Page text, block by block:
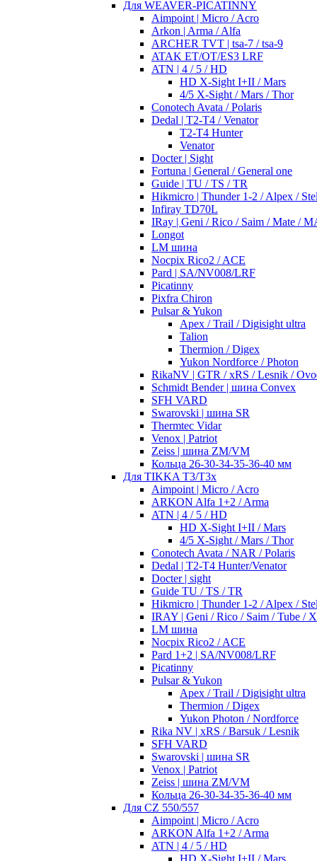
Для WEAVER-PICATINNY
Aimpoint | Micro / Acro
Arkon | Arma / Alfa
ARCHER TVT | tsa-7 / tsa-9
ATAK ET/OT/ES3 LRF
ATN | 4 / 5 / HD
HD X-Sight I+II / Mars
4/5 X-Sight / Mars / Thor
Conotech Avata / Polaris
Dedal | T2-T4 / Venator
T2-T4 Hunter
Venator
Docter | Sight
Fortuna | General / General one
Guide | TU / TS / TR
Hikmicro | Thunder 1-2 / Alpex /
Infiray TD70L
IRay | Geni / Rico / Saim / Mate /
Longot
LM шина
Nocpix Rico2 / ACE
Pard | SA/NV008/LRF
Picatinny
Pixfra Chiron
Pulsar & Yukon
Apex / Trail / Digisight ultra
Talion
Thermion / Digex
Yukon Nordforce / Photon
RikaNV | GTR / xRS / Lesnik /
Schmidt Bender | шина Convex
SFH VARD
Swarovski | шина SR
Thermtec Vidar
Venox | Patriot
Zeiss | шина ZM/VM
Кольца 26-30-34-35-36-40 мм
Для TIKKA T3/T3x
Aimpoint | Micro / Acro
ARKON Alfa 1+2 / Arma
ATN | 4 / 5 / HD
HD X-Sight I+II / Mars
4/5 X-Sight / Mars / Thor
Conotech Avata / NAR / Polaris
Dedal | T2-T4 Hunter/Venator
Docter | sight
Guide TU / TS / TR
Hikmicro | Thunder 1-2 / Alpex /
IRAY | Geni / Rico / Saim / Tube /
LM шина
Nocpix Rico2 / ACE
Pard 1+2 | SA/NV008/LRF
Picatinny
Pulsar & Yukon
Apex / Trail / Digisight ultra
Thermion / Digex
Yukon Photon / Nordforce
Rika NV | xRS / Barsuk / Lesnik
SFH VARD
Swarovski | шина SR
Venox | Patriot
Zeiss | шина ZM/VM
Кольца 26-30-34-35-36-40 мм
Для CZ 550/557
Aimpoint | Micro / Acro
ARKON Alfa 1+2 / Arma
ATN | 4 / 5 / HD
HD X-Sight I+II / Mars